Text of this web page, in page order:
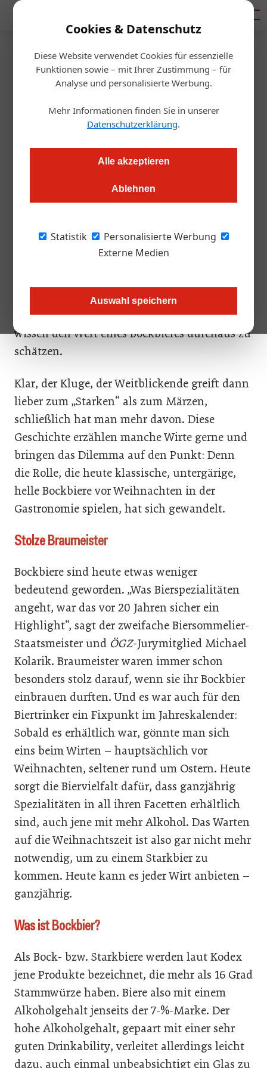
Cookies & Datenschutz
Diese Website verwendet Cookies für essenzielle
Funktionen sowie – mit Ihrer Zustimmung – für
Analyse und personalisierte Werbung.
Mehr Informationen finden Sie in unserer
Datenschutzerklärung.
Alle akzeptieren
Ablehnen
Statistik
Personalisierte Werbung
Externe Medien
Auswahl speichern
Startseite/Getränke
ÖGZ-Verkostung
Nicht nur zum Jahresausklang:
Bock auf was Starkes
Zur Weihnachtszeit bringen viele Brauereien ein ganz
Bockbiere hat sich in den letzten Jahren gewandelt. Es gilt,
den Einsatz dieser besonderen Produktkategorie am Gast zu
Männer, denen die Ehefrau beim
Wirtshausbesuch genau ein Bier zubilligt,
wissen den Wert eines Bockbieres durchaus zu
schätzen.
Klar, der Kluge, der Weitblickende greift dann
lieber zum „Starken“ als zum Märzen,
schließlich hat man mehr davon. Diese
Geschichte erzählen manche Wirte gerne und
bringen das Dilemma auf den Punkt: Denn
die Rolle, die heute klassische, untergärige,
helle Bockbiere vor Weihnachten in der
Gastronomie spielen, hat sich gewandelt.
Stolze Braumeister
Bockbiere sind heute etwas weniger
bedeutend geworden. „Was Bierspezialitäten
angeht, war das vor 20 Jahren sicher ein
Highlight“, sagt der zweifache Biersommelier-
Staatsmeister und ÖGZ-Jurymitglied Michael
Kolarik. Braumeister waren immer schon
besonders stolz darauf, wenn sie ihr Bockbier
einbrauen durften. Und es war auch für den
Biertrinker ein Fixpunkt im Jahreskalender:
Sobald es erhältlich war, gönnte man sich
eins beim Wirten – hauptsächlich vor
Weihnachten, seltener rund um Ostern. Heute
sorgt die Biervielfalt dafür, dass ganzjährig
Spezialitäten in all ihren Facetten erhältlich
sind, auch jene mit mehr Alkohol. Das Warten
auf die Weihnachtszeit ist also gar nicht mehr
notwendig, um zu einem Starkbier zu
kommen. Heute kann es jeder Wirt anbieten –
ganzjährig.
Was ist Bockbier?
Als Bock- bzw. Starkbiere werden laut Kodex
jene Produkte bezeichnet, die mehr als 16 Grad
Stammwürze haben. Biere also mit einem
Alkoholgehalt jenseits der 7-%-Marke. Der
hohe Alkoholgehalt, gepaart mit einer sehr
guten Drinkability, verleitet allerdings leicht
dazu, auch einmal unbeabsichtigt ein Glas zu